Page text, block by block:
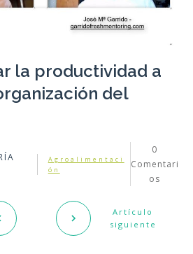
la productividad a
del
Agroalimentaci
ón
0
Comentari
os
Artículo
siguiente